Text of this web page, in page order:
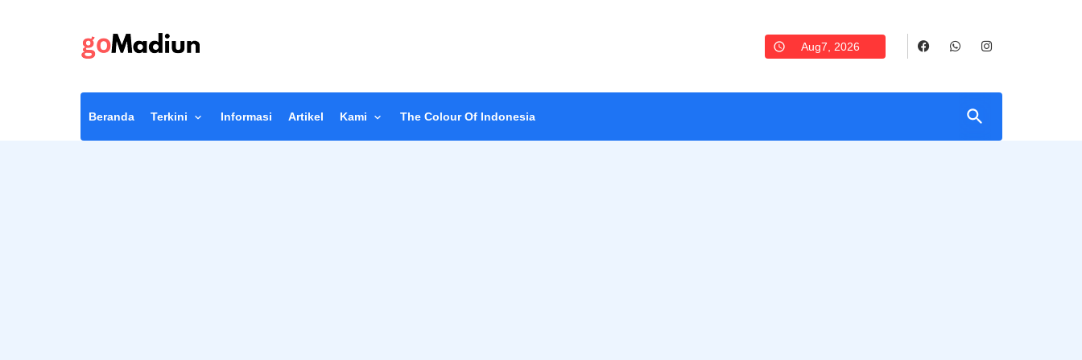
Aug7, 2026
Beranda Terkini Informasi Artikel Kami The Colour Of Indonesia